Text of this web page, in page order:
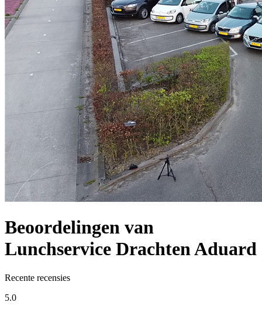
Beoordelingen van
Lunchservice Drachten Aduard
Recente recensies
5.0